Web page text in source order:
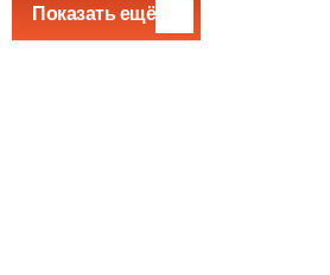
Показать ещё